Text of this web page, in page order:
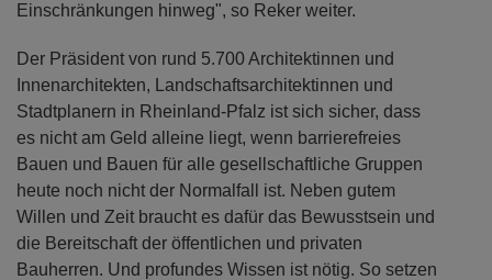
Einschränkungen hinweg", so Reker weiter.
Der Präsident von rund 5.700 Architektinnen und
Innenarchitekten, Landschaftsarchitektinnen und
Stadtplanern in Rheinland-Pfalz ist sich sicher, dass
es nicht am Geld alleine liegt, wenn barrierefreies
Bauen und Bauen für alle gesellschaftliche Gruppen
heute noch nicht der Normalfall ist. Neben gutem
Willen und Zeit braucht es dafür das Bewusstsein und
die Bereitschaft der öffentlichen und privaten
Bauherren. Und profundes Wissen ist nötig. So setzen